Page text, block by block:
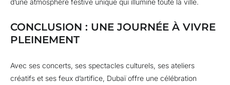
CONCLUSION : UNE JOURNÉE À VIVRE
PLEINEMENT
Avec ses concerts, ses spectacles culturels, ses ateliers
créatifs et ses feux d’artifice, Dubaï offre une célébration